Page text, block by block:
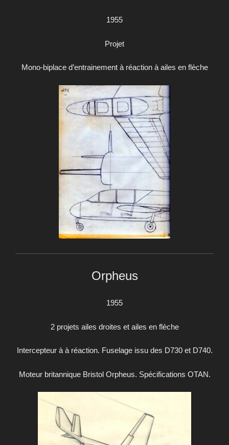
1955
Projet
Mono-biplace d’entrainement à réaction à ailes en flèche
Orpheus
1955
2 projets ailes droites et ailes en flèche
Intercepteur à à réaction. Fuselage issu des D730 et D740.
Moteur britannique Bristol Orpheus. Spécifications OTAN.